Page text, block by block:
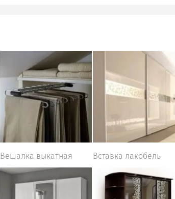
Вешалка выкатная Вставка лакобель